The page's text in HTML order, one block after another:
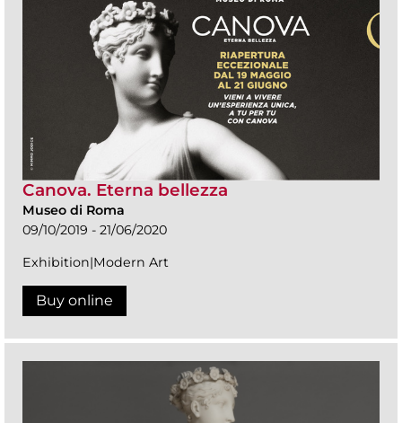
Canova. Eterna bellezza
Museo di Roma
09/10/2019 - 21/06/2020
Exhibition|Modern Art
Buy online